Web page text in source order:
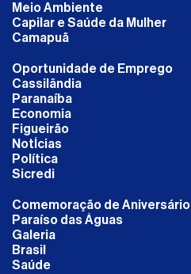
Meio Ambiente
Capilar e Saúde da Mulher
Camapuã
Oportunidade de Emprego
Cassilândia
Paranaíba
Economia
Figueirão
NotÍcias
Política
Sicredi
Comemoração de Aniversário
Paraíso das Águas
Galeria
Brasil
Saúde